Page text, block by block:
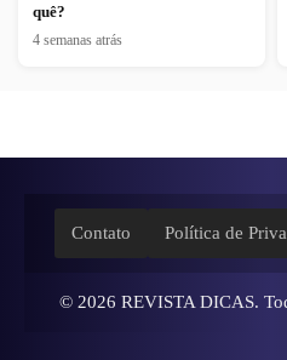
quê?
4 semanas atrás
Contato Política de
© 2026 REVISTA DICAS.